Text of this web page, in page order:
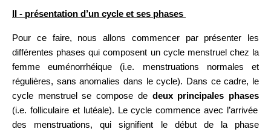
II - présentation d’un cycle et ses phases
Pour ce faire, nous allons commencer par présenter les
différentes phases qui composent un cycle menstruel chez la
femme euménorrhéique (i.e. menstruations normales et
régulières, sans anomalies dans le cycle). Dans ce cadre, le
cycle menstruel se compose de deux principales phases
(i.e. folliculaire et lutéale). Le cycle commence avec l’arrivée
des menstruations, qui signifient le début de la phase